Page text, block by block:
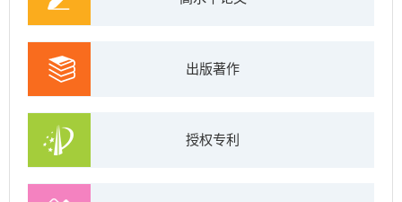
出版著作
授权专利